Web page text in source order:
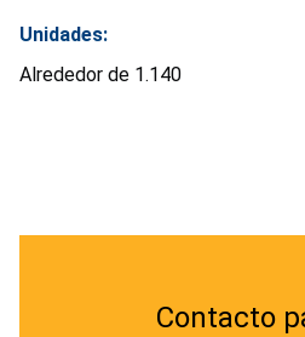
Unidades:
Alrededor de 1.140
Contacto